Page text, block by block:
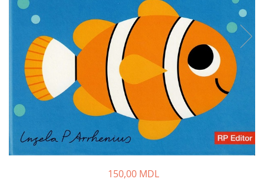
150,00 MDL